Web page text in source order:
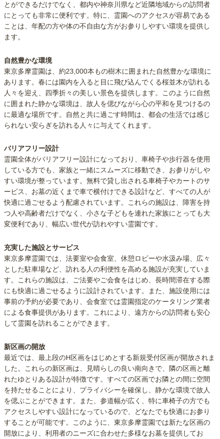
り、広大な敷地の中を歩く事がストレスにはならないように工夫し
ています。
とができるだけでなく、都内や神奈川県など近隣地域からの訪問者
にとっても非常に便利です。特に、霊園へのアクセスが容易である
ことは、年配の方や体の不自由な方がお参りしやすい環境を提供し
ます。
自然豊かな環境
東京多摩霊園は、約23,000本もの樹木に囲まれた自然豊かな環境に
あります。春には園内を入ると目に飛び込んでくる桜並木が訪れる
人々を迎え、四季折々の美しい景色を提供します。このように自然
に囲まれた静かな環境は、故人を偲びながら心の平和を見つけるの
に最適な場所です。自然と共に過ごす時間は、都会の生活では感じ
られない安らぎを訪れる人々に与えてくれます。
バリアフリー設計
霊園全体がバリアフリー設計になっており、車椅子や歩行器を使用
している方でも、家族と一緒にスムーズに移動でき、お参りがしや
すい環境が整っています。無料で貸し出される車椅子やカートのサ
ービス、お墓の近くまで車で横付けできる設計など、すべての人が
快適に過ごせるよう配慮されています。これらの施設は、障害を持
つ人や高齢者だけでなく、小さな子どもを連れた家族にとっても大
変便利であり、幅広い世代が訪れやすい霊園です。
充実した施設とサービス
東京多摩霊園では、法要室や会食室、休憩ロビーや水汲み場、広々
とした駐車場など、訪れる人の利便性を高める施設が充実していま
す。これらの施設は、ご法要やご会食をはじめ、長時間滞在する際
にも快適に過ごせるように設計されています。また、施設使用には
事前の予約が必要であり、会食室では霊園指定のケータリング業者
による食事提供があります。これにより、遠方からの訪問者も安心
して霊園を訪れることができます。
新区画の開放
最近では、最上段のH区画をはじめとする新規受付区画が開放されま
した。これらの新区画は、見晴らしの良い南向きで、隣の区画と離
れたゆとりある設計が特徴です。すべての区画でお隣との間に空間
を持たせることにより、プライバシーを確保し、静かな環境で故人
を偲ぶことができます。また、参道幅が広く、特に車椅子の方でも
アクセスしやすい設計になっているので、どなたでも快適にお参り
することが可能です。このように、東京多摩霊園では新たな区画の
開放により、利用者のニーズに合わせた多様なお墓を提供してお